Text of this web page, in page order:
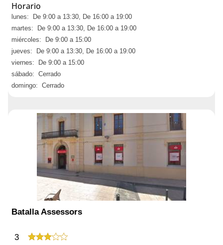
Horario
lunes: De 9:00 a 13:30, De 16:00 a 19:00
martes: De 9:00 a 13:30, De 16:00 a 19:00
miércoles: De 9:00 a 15:00
jueves: De 9:00 a 13:30, De 16:00 a 19:00
viernes: De 9:00 a 15:00
sábado: Cerrado
domingo: Cerrado
Batalla Assessors
3